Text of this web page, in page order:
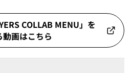
COLLAB MENU」を
画はこちら